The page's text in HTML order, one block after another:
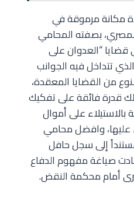
مكانة مرموقة في
بصفته المحامي
قضايا “العدوان على
تتداخل فيه الجوانب
من القضايا المعقدة،
قدرة فائقة على تفكيك
بالاستيلاء على أموال
عليها، وافضل محامي
إلى سجل حافل
صياغة مفهوم الدفاع
أمام محكمة النقض.